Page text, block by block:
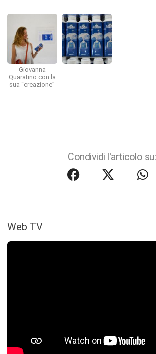
Giovanna
Quaratino con la
sua “creazione”
Condividi l'articolo su:
Web TV